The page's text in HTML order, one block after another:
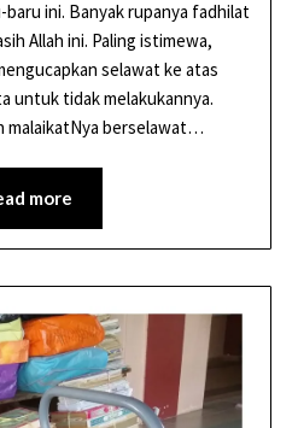
baru ini. Banyak rupanya fadhilat
Allah ini. Paling istimewa,
selawat ke atas
untuk tidak melakukannya.
malaikatNya berselawat…
more